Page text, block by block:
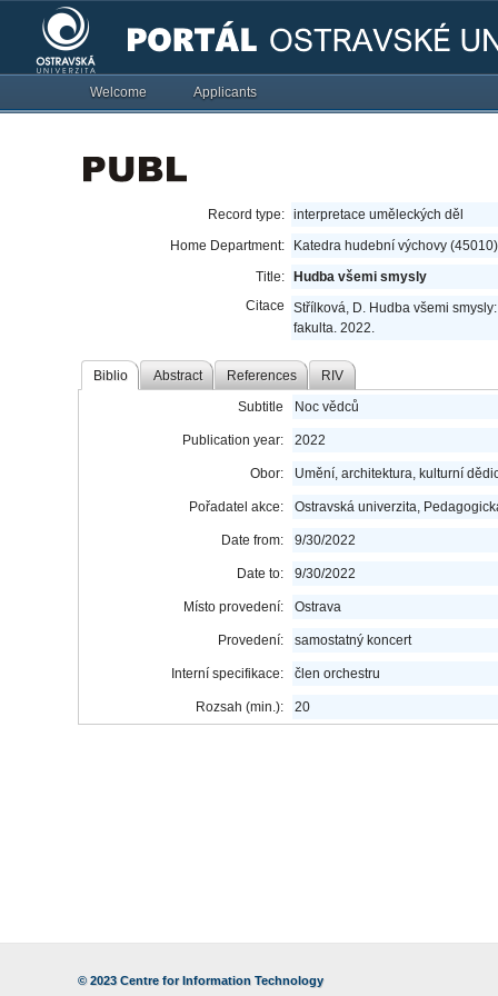
Welcome Applicants
Record type: interpretace uměleckých děl
Home Department:
Katedra hudební výchovy (45010)
Title:
Hudba všemi smysly
Citace
Střílková, D. Hudba všemi
fakulta. 2022.
Biblio Abstract References RIV
Subtitle Noc vědců
Publication year: 2022
Obor: Umění, architektura, kulturní
Pořadatel akce: Ostravská univerzita,
Date from: 9/30/2022
Date to: 9/30/2022
Místo provedení: Ostrava
Provedení: samostatný koncert
Interní specifikace: člen orchestru
Rozsah (min.): 20
© 2023 Centre for Information Technology